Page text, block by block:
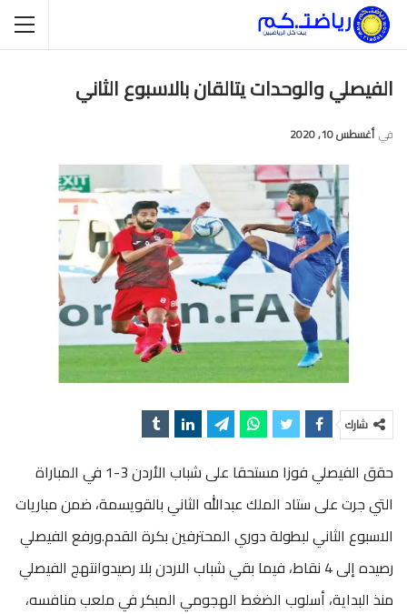
الفيصلي والوحدات يتالقان بالاسبوع الثاني
في أغسطس 10, 2020
شارك
حقق الفيصلي فوزا مستحقا على شباب الأردن 3-1 في المباراة
التي جرت على ستاد الملك عبدالله الثاني بالقويسمة، ضمن مباريات
الاسبوع الثاني لبطولة دوري المحترفين بكرة القدم.ورفع الفيصلي
رصيده إلى 4 نقاط، فيما بقي شباب الاردن بلا رصيدوانتهج الفيصلي
منذ البداية، أسلوب الضغط الهجومي المبكر في ملعب منافسه،